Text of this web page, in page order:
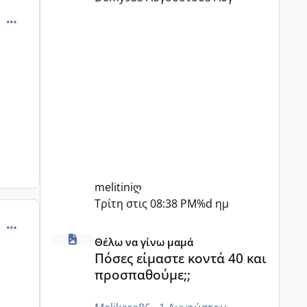
comment_875595
comment_875837
melitiniღ
Τρίτη στις 08:38 PM%d ημ
Πόσες είμαστε κοντά 40 και προσπαθούμε;;
Θέλω να γίνω μαμά
Πόσες είμαστε κοντά 40 και
προσπαθούμε;;